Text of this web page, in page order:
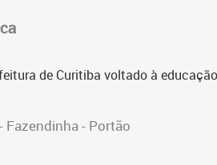
de Curitiba voltado à
Fazendinha - Portão